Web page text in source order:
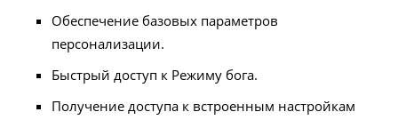
Обеспечение базовых параметров
персонализации.
Быстрый доступ к Режиму бога.
Получение доступа к встроенным настройкам